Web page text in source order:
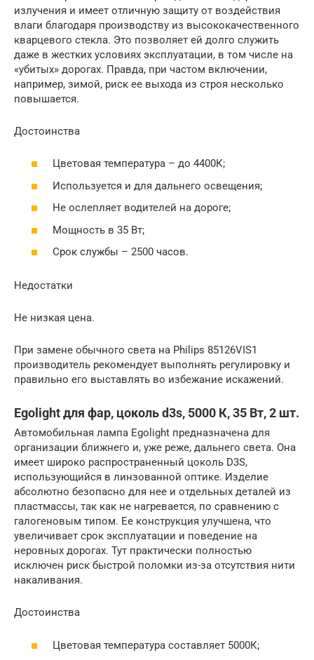
излучения и имеет отличную защиту от воздействия
влаги благодаря производству из высококачественного
кварцевого стекла. Это позволяет ей долго служить
даже в жестких условиях эксплуатации, в том числе на
«убитых» дорогах. Правда, при частом включении,
например, зимой, риск ее выхода из строя несколько
повышается.
Достоинства
Цветовая температура – до 4400К;
Используется и для дальнего освещения;
Не ослепляет водителей на дороге;
Мощность в 35 Вт;
Срок службы – 2500 часов.
Недостатки
Не низкая цена.
При замене обычного света на Philips 85126VIS1
производитель рекомендует выполнять регулировку и
правильно его выставлять во избежание искажений.
Egolight для фар, цоколь d3s, 5000 К, 35 Вт, 2 шт.
Автомобильная лампа Egolight предназначена для
организации ближнего и, уже реже, дальнего света. Она
имеет широко распространенный цоколь D3S,
использующийся в линзованной оптике. Изделие
абсолютно безопасно для нее и отдельных деталей из
пластмассы, так как не нагревается, по сравнению с
галогеновым типом. Ее конструкция улучшена, что
увеличивает срок эксплуатации и поведение на
неровных дорогах. Тут практически полностью
исключен риск быстрой поломки из-за отсутствия нити
накаливания.
Достоинства
Цветовая температура составляет 5000К;